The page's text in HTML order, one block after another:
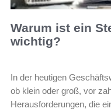
Warum ist ein
wichtig?
In der heutigen
ob klein oder groß, vor
Herausforderungen, die